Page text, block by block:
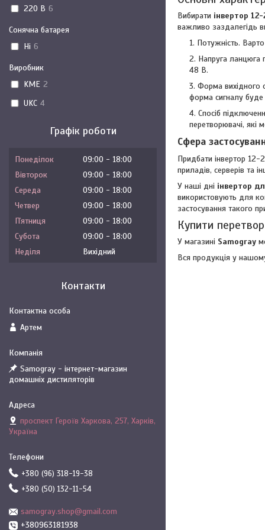
Вибирати інвертор
важливо заздалегідь
Потужність.
Напруга ланцюга
48 В.
Форма вихідного
форма сигналу
Спосіб
перетворювачі, які
Сфера
Придбати інвертор 12-
приладів, серверів та
У наші дні інвертор
використовують для
застосування такого
Купити
У магазині Samogray
Вся продукція у
220 В 6
Сонячна батарея
Ні 6
Виробник
KME 2
UKC 4
Графік роботи
Понеділок 09:00
18:00
Вівторок
09:00
18:00
Середа
09:00
18:00
Четвер
09:00
18:00
Пʼятниця
09:00
18:00
Субота
09:00
18:00
Неділя
Вихідний
Контакти
Артем
Samogray - інтернет-магазин
домашніх дистиляторів
проспект Героїв Харкова, 257, Харків,
Україна
+380 (96) 318-19-38
+380 (50) 132-11-54
samogray.shop@gmail.com
+380963181938